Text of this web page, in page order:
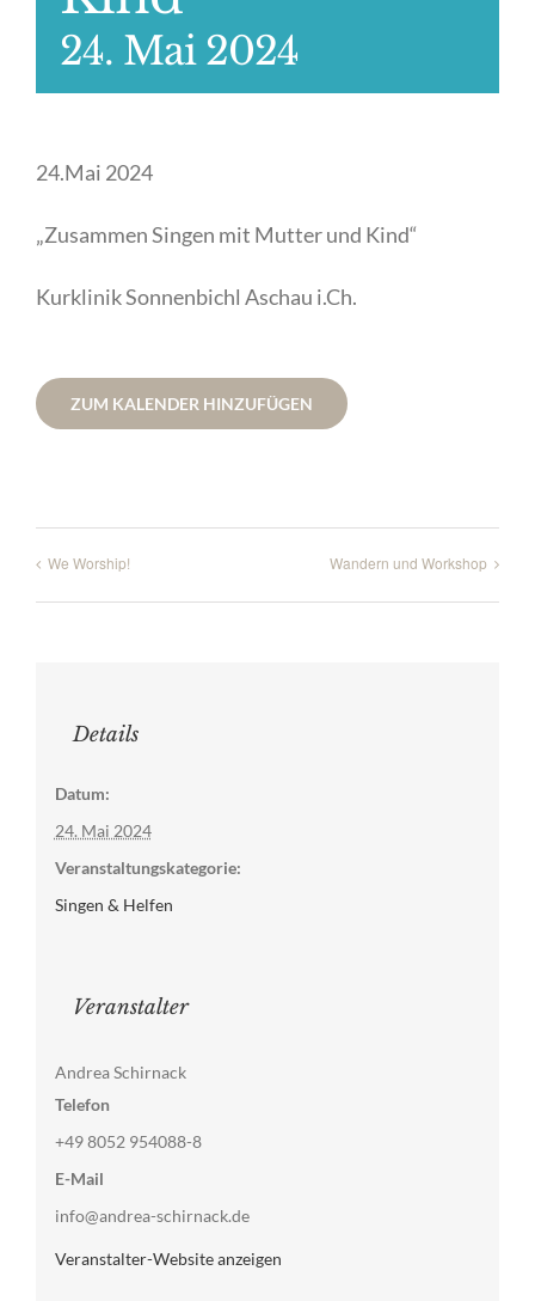
24. Mai 2024
24.Mai 2024
„Zusammen Singen mit Mutter und Kind“
Kurklinik Sonnenbichl Aschau i.Ch.
ZUM KALENDER HINZUFÜGEN
We Worship! Wandern und Workshop
Details
Datum:
24. Mai 2024
Veranstaltungskategorie:
Singen & Helfen
Veranstalter
Andrea Schirnack
Telefon
+49 8052 954088-8
E-Mail
info@andrea-schirnack.de
Veranstalter-Website anzeigen